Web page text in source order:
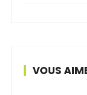
VOUS